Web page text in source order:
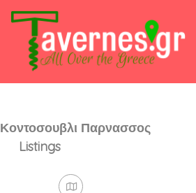
Κοντοσουβλι Παρνασσος
Listings